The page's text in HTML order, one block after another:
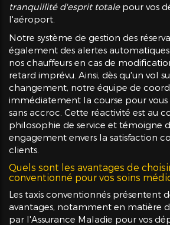
tranquillité d'esprit totalepour vos
l'aéroport.
Notre système de gestion des
également des alertes
nos chauffeurs en cas de
retard imprévu. Ainsi, dès qu'un vol
changement, notre équipe de
immédiatement la course pour vous
sans accroc. Cette réactivité est au
philosophie de service et témoigne
engagement envers la satisfaction
clients.
Quels sont les avantages de
conventionné pour vos soins
Les taxis conventionnés présentent
avantages, notamment en matière
par l'Assurance Maladie pour vos